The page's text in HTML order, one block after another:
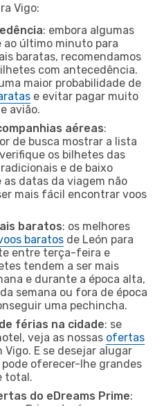
Vigo:
: embora algumas
ao último minuto para
baratas, recomendamos
com antecedência.
maior probabilidade de
e evitar pagar muito
avião.
aéreas:
de busca mostrar a lista
os bilhetes das
e de baixo
as datas da viagem não
mais fácil encontrar voos
baratos: os melhores
baratos de León para
entre terça-feira e
tendem a ser mais
e durante a época alta,
semana ou fora de época
uma pechincha.
férias na cidade: se
veja as nossas ofertas
Vigo. E se desejar alugar
pode oferecer-lhe grandes
total.
do eDreams Prime: